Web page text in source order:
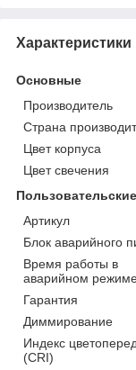
Характеристики
Основные
Производитель
Страна
Цвет корпуса
Цвет свечения
Артикул
Блок аварийного
Время работы в
аварийном
Гарантия
Диммирование
Индекс
(CRI)